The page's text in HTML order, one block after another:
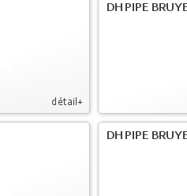
détail+
DH PIPE
DH PIPE